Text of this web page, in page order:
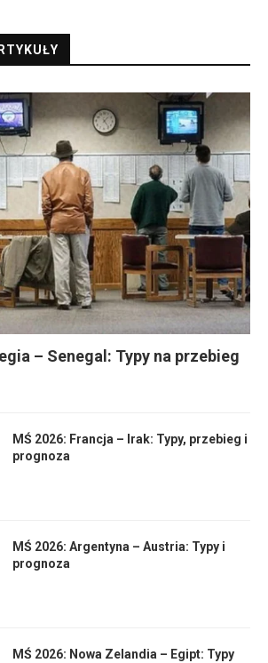
– Senegal: Typy na przebieg
MŚ 2026: Francja – Irak: Typy, przebieg i
prognoza
MŚ 2026: Argentyna – Austria: Typy i
prognoza
MŚ 2026: Nowa Zelandia – Egipt: Typy